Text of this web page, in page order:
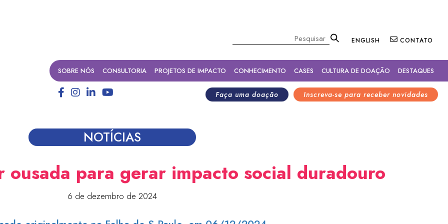
ENGLISH CONTATO
SOBRE NÓS CONSULTORIA PROJETOS DE IMPACTO CONHECIMENTO CASES CULTURA DE DOAÇÃO DESTAQUES
Inscreva-se para receber novidades
Faça uma doação
NOTÍCIAS
ousada para gerar impacto social duradouro
6 de dezembro de 2024